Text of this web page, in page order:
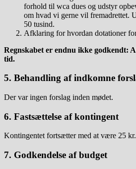
forhold til wca dues og udstyr
om hvad vi gerne vil fremadrettet.
50 tusind.
Afklaring for hvordan dotationer
Regnskabet er endnu ikke godkendt:
tid.
5. Behandling af indkomne
Der var ingen forslag inden mødet.
6. Fastsættelse af kontingent
Kontingentet fortsætter med at være 25 kr.
7. Godkendelse af budget